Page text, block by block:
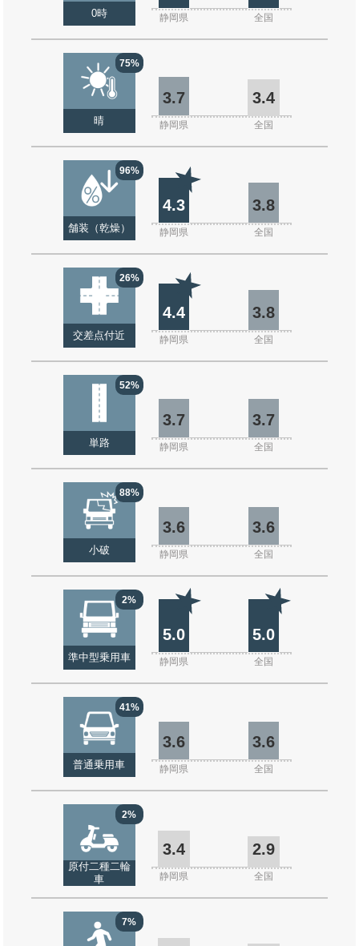
0時 静岡県 全国
75%
晴
3.7 3.4
静岡県 全国
96%
舗装（乾燥）
4.3 3.8
静岡県 全国
26%
交差点付近
4.4 3.8
静岡県 全国
52%
単路
3.7 3.7
静岡県 全国
88%
小破
3.6 3.6
静岡県 全国
2%
準中型乗用車
5.0 5.0
静岡県 全国
41%
普通乗用車
3.6 3.6
静岡県 全国
2%
原付二種二輪
車
3.4 2.9
静岡県 全国
7%